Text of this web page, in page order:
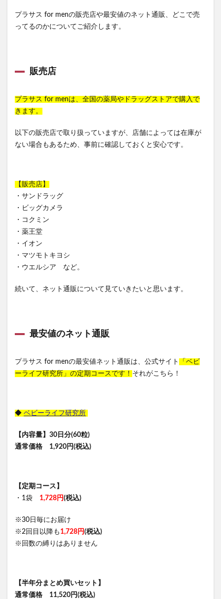
プラサス for menの販売店や最安値のネット通販、どこで売
ってるのかについてご紹介します。
販売店
プラサス for menは、全国の薬局やドラッグストアで購入で
きます。
以下の販売店で取り扱っていますが、店舗によっては在庫が
ない場合もあるため、事前に確認しておくと安心です。
【販売店】
・サンドラッグ
・ビッグカメラ
・コクミン
・薬王堂
・イオン
・マツモトキヨシ
・ウエルシア など。
続いて、ネット通販について見ていきたいと思います。
最安値のネット通販
プラサス for menの最安値ネット通販は、公式サイト
「ベビ
ーライフ研究所」の定期コースです！ それがこちら！
◆ ベビーライフ研究所
【内容量】30日分(60粒)
通常価格 1,920円(税込)
【定期コース】
・1袋 1,728円(税込)
※30日毎にお届け
※2回目以降も 1,728円(税込)
※回数の縛りはありません
【半年分まとめ買いセット】
通常価格 11,520円(税込)